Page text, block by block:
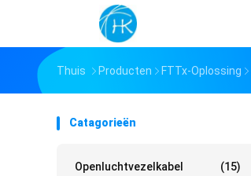
Thuis Producten FTTx-Oplossing
Catagorieën
Openluchtvezelkabel (15)